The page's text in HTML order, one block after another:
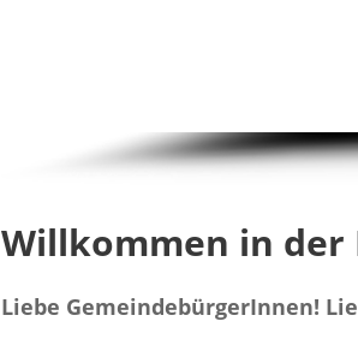
Willkommen in
Liebe GemeindebürgerInnen!